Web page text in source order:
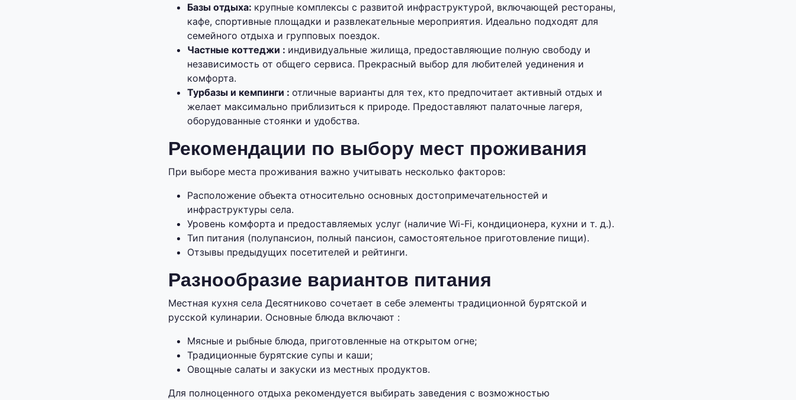
Базы отдыха: крупные комплексы с развитой инфраструктурой, включающей рестораны,
кафе, спортивные площадки и развлекательные мероприятия. Идеально подходят для
семейного отдыха и групповых поездок.
Частные коттеджи : индивидуальные жилища, предоставляющие полную свободу и
независимость от общего сервиса. Прекрасный выбор для любителей уединения и
комфорта.
Турбазы и кемпинги : отличные варианты для тех, кто предпочитает активный отдых и
желает максимально приблизиться к природе. Предоставляют палаточные лагеря,
оборудованные стоянки и удобства.
Рекомендации по выбору мест проживания
При выборе места проживания важно учитывать несколько факторов:
Расположение объекта относительно основных достопримечательностей и
инфраструктуры села.
Уровень комфорта и предоставляемых услуг (наличие Wi-Fi, кондиционера, кухни и т. д.).
Тип питания (полупансион, полный пансион, самостоятельное приготовление пищи).
Отзывы предыдущих посетителей и рейтинги.
Разнообразие вариантов питания
Местная кухня села Десятниково сочетает в себе элементы традиционной бурятской и
русской кулинарии. Основные блюда включают :
Мясные и рыбные блюда, приготовленные на открытом огне;
Традиционные бурятские супы и каши;
Овощные салаты и закуски из местных продуктов.
Для полноценного отдыха рекомендуется выбирать заведения с возможностью